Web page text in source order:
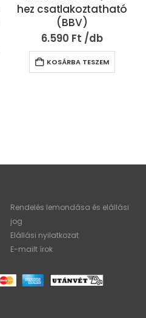
hez csatlakoztatható
(BBV)
6.590 Ft
KOSÁRBA TESZEM
Rendelés lemondása és elállási
jog
Elállási nyilatkozat
E-mailt írok